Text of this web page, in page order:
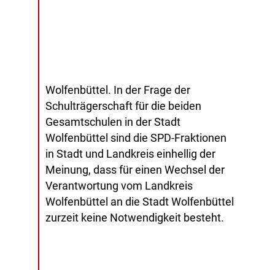
Wolfenbüttel. In der Frage der
Schulträgerschaft für die beiden
Gesamtschulen in der Stadt
Wolfenbüttel sind die SPD-Fraktionen
in Stadt und Landkreis einhellig der
Meinung, dass für einen Wechsel der
Verantwortung vom Landkreis
Wolfenbüttel an die Stadt Wolfenbüttel
zurzeit keine Notwendigkeit besteht.